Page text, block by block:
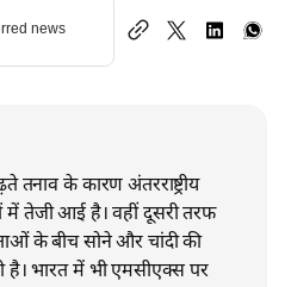
news
तनाव के कारण अंतरराष्ट्रीय
में तेजी आई है। वहीं दूसरी तरफ
के बीच सोने और चांदी की
है। भारत में भी एमसीएक्स पर